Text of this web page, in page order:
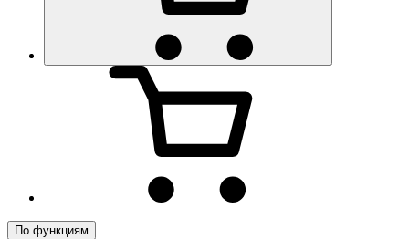
По функциям